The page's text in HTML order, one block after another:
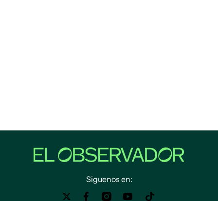
Siguenos en: